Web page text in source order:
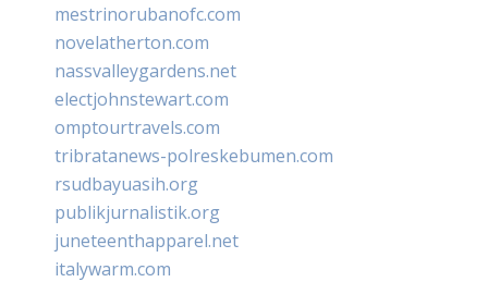
mestrinorubanofc.com
novelatherton.com
nassvalleygardens.net
electjohnstewart.com
omptourtravels.com
tribratanews-polreskebumen.com
rsudbayuasih.org
publikjurnalistik.org
juneteenthapparel.net
italywarm.com